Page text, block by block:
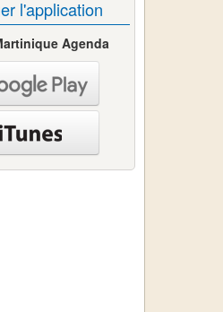
l'application
Agenda